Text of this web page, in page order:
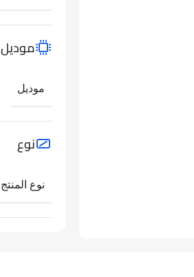
موديل
موديل
نوع
نوع المنتج